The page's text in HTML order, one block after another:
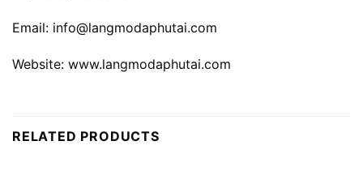
Email: info@langmodaphutai.com
Website: www.langmodaphutai.com
RELATED PRODUCTS